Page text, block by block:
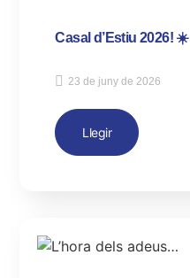
Casal d’Estiu 2026! ☀️
23 de juny de 2026
Llegir